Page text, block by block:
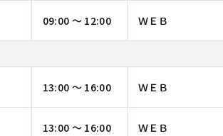
09:00 ～ 12:00 ＷＥＢ
13:00 ～ 16:00 ＷＥＢ
13:00 ～ 16:00 ＷＥＢ